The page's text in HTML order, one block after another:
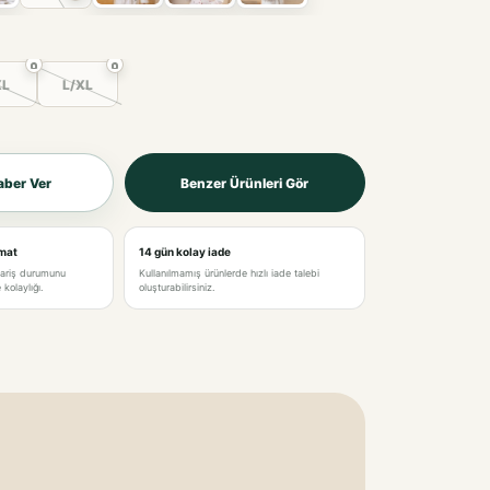
L/XL
Ver Benzer Ürünleri Gör
14 gün kolay iade
oluşturabilirsiniz.